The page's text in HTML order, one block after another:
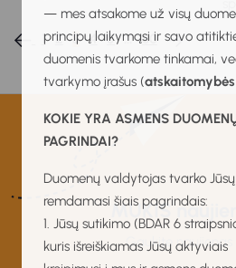
— mes atsakome už visų
principų laikymąsi ir savo
duomenis tvarkome tinkamai,
tvarkymo įrašus (
KOKIE YRA ASMENS
PAGRINDAI?
Duomenų valdytojas tvarko
remdamasi šiais pagrindais:
1. Jūsų sutikimo (BDAR 6
kuris išreiškiamas Jūsų
1 2 3 4 5 … 80
MUKIS
Gaukite naujienas